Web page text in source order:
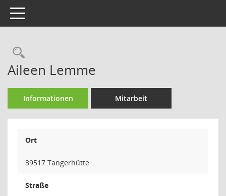
Toggle navigation
Rechercheauswahl
Aileen Lemme
Informationen Mitarbeit
Ort
39517 Tangerhütte
Straße